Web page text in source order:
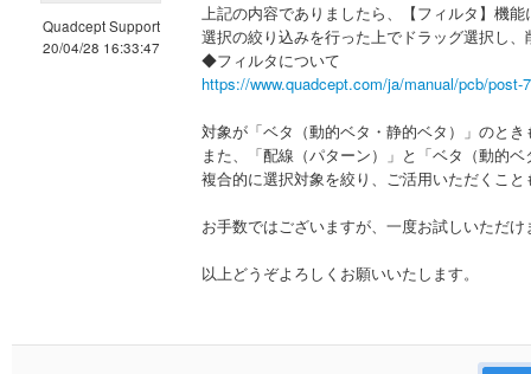
Quadcept Support
20/04/28 16:33:47
上記の内容でありましたら、【フィルタ】機
選択の絞り込みを行った上でドラッグ選択し
◆フィルタについて
https://www.quadcept.com/ja/manual/pcb/post-
対象が「ベタ（動的ベタ・静的ベタ）」のと
また、「配線（パターン）」と「ベタ（動的
複合的に選択対象を絞り、ご活用いただくこと
お手数ではございますが、一度お試しいただ
以上どうぞよろしくお願いいたします。